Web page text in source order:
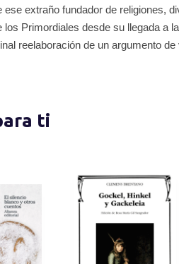
extraño fundador de religiones,
Primordiales desde su llegada a
reelaboración de un argumento
ti